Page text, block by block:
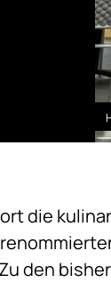
die
den